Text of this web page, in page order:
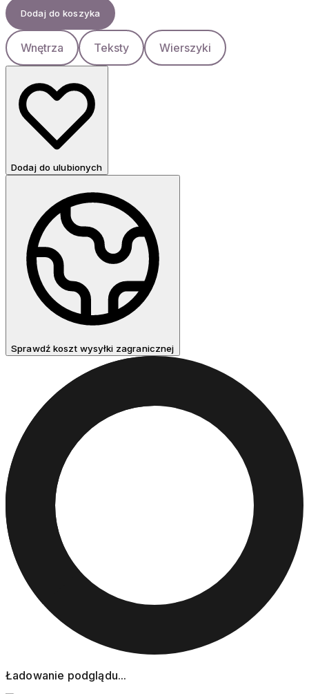
Dodaj do koszyka
Wnętrza Teksty Wierszyki
Dodaj do ulubionych
Sprawdź koszt wysyłki zagranicznej
Ładowanie podglądu...